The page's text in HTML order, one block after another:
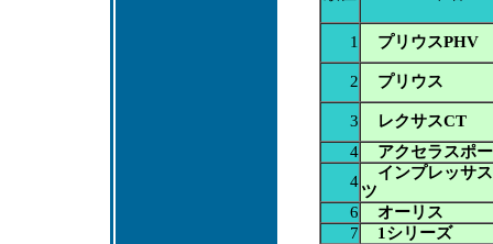
1 プリウスPHV
2 プリウス
3
レクサスCT
4
アクセラスポ
4
インプレッサ
ツ
6
オーリス
7
1シリーズ